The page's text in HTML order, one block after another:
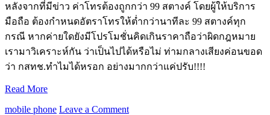
หลังจากที่มีข่าว ค่าโทรต้องถูกกว่า 99 สตางค์ โดยผู้ให้บริการ
มือถือ ต้องกำหนดอัตราโทรให้ต่ำกว่านาทีละ 99 สตางค์ทุก
กรณี หากค่ายใดยังมีโปรโมชั่นคิดเกินราคาถือว่าผิดกฎหมาย
เรามาวิเคราะห์กัน ว่าเป็นไปได้หรือไม่ ท่ามกลางเสียงค่อนขอด
ว่า กสทช.ทำไมได้หรอก อย่างมากกว่าแค่ปรับ!!!!
Read More
mobile phone Leave a Comment